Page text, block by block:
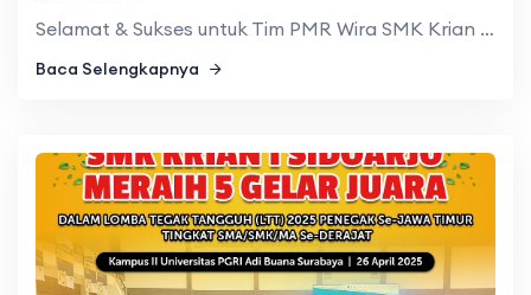
Selamat & Sukses untuk Tim PMR Wira SMK Krian 1 Sidoarjo! B ...
Baca Selengkapnya